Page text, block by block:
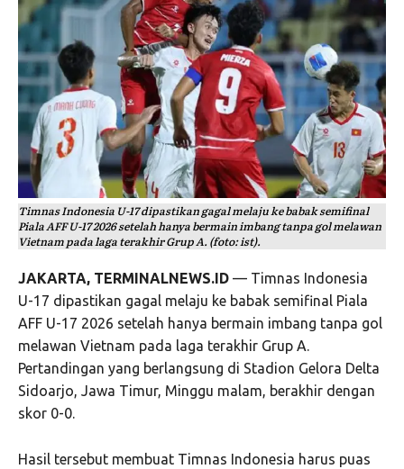
Timnas Indonesia U-17 dipastikan gagal melaju ke babak semifinal
Piala AFF U-17 2026 setelah hanya bermain imbang tanpa gol melawan
Vietnam pada laga terakhir Grup A. (foto: ist).
JAKARTA, TERMINALNEWS.ID — Timnas Indonesia
U-17 dipastikan gagal melaju ke babak semifinal Piala
AFF U-17 2026 setelah hanya bermain imbang tanpa gol
melawan Vietnam pada laga terakhir Grup A.
Pertandingan yang berlangsung di Stadion Gelora Delta
Sidoarjo, Jawa Timur, Minggu malam, berakhir dengan
skor 0-0.
Hasil tersebut membuat Timnas Indonesia harus puas